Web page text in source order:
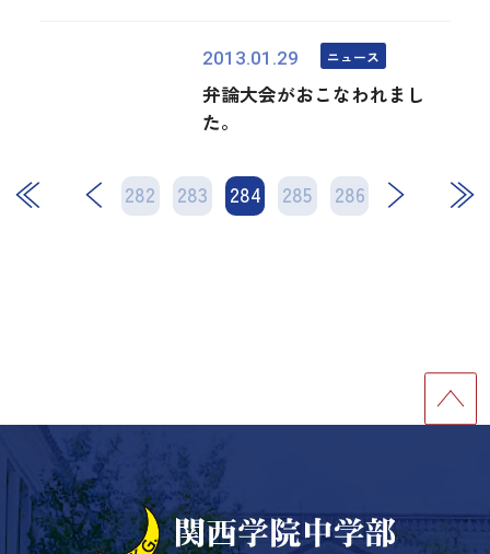
2013.01.29 ニュース
弁論大会がおこなわれまし
た。
282 283 284 285 286
次 最後